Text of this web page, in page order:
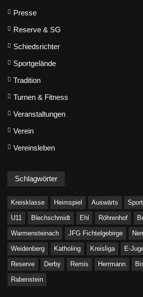
Presse
Reserve & SG
Schiedsrichter
Sportgelände
Tradition
Turnen & Fitness
Veranstaltungen
Verein
Vereinsleben
Schlagwörter
Kreisklasse Heimspiel Auswärts
U11 Blechschmidt Ehl Röhrenhof
Warmensteinach JFG Fichtelgebirge
Weidenberg Katholing Kreisliga E-
Reserve Derby Remis Herrmann
Rabenstein